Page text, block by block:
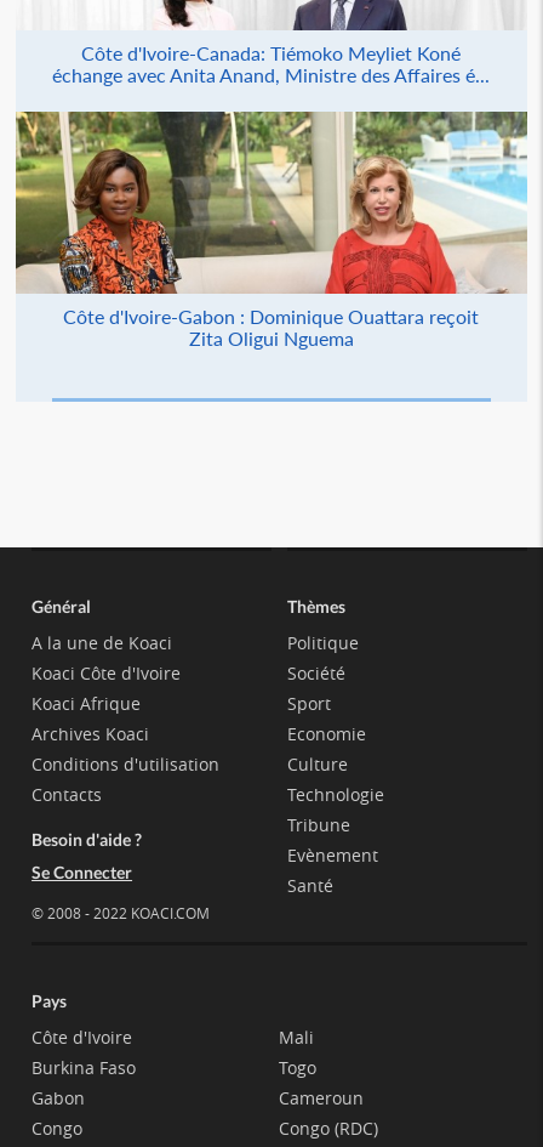
Côte d'Ivoire-Canada: Tiémoko Meyliet Koné
échange avec Anita Anand, Ministre des Affaires é...
Côte d'Ivoire-Gabon : Dominique Ouattara reçoit
Zita Oligui Nguema
Général
A la une de Koaci
Koaci Côte d'Ivoire
Koaci Afrique
Archives Koaci
Conditions d'utilisation
Contacts
Besoin d'aide ?
Se Connecter
© 2008 - 2022 KOACI.COM
Thèmes
Politique
Société
Sport
Economie
Culture
Technologie
Tribune
Evènement
Santé
Pays
Côte d'Ivoire
Burkina Faso
Gabon
Congo
Mali
Togo
Cameroun
Congo (RDC)